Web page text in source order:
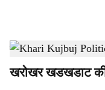
a
खरी कुजबुज- Dainik Gomantak
खरोखर खडखडाट